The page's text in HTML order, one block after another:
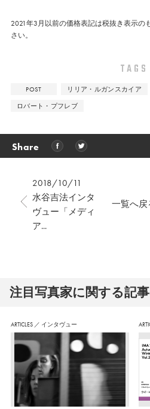
2021年3月以前の価格表記は税抜き表示の
さい。
TAGS
POST リリア・ルガンスカイア
ロバート・プフレブ
Share
2018/10/11
水谷吉法インタ
ヴュー「メディ
ア...
一覧へ戻
注⽬写真家に関する記事
ARTICLES ／ インタヴュー